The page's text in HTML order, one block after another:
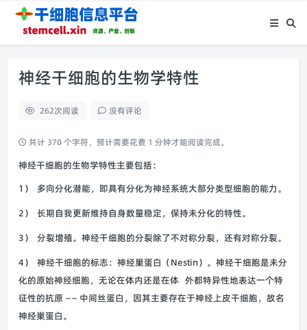
神经干细胞的生物学特性
262次阅读 没有评论
共计 370 个字符，预计需要花费 1 分钟才能阅读完成。
神经干细胞的生物学特性主要包括：
1） 多向分化潜能，即具有分化为神经系统大部分类型细胞的能力。
2） 长期自我更新维持自身数量稳定，保持未分化的特性。
3） 分裂增殖。神经干细胞的分裂除了不对称分裂，还有对称分裂。
4） 神经干细胞的标志：神经巢蛋白（Nestin）。神经干细胞是未分
化的原始神经细胞，无论在体内还是在体 外都特异性地表达一个特
征性的抗原 —— 中间丝蛋白，因其主要存在于神经上皮干细胞，故名
神经巢蛋白。